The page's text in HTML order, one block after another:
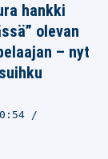
hankki
olevan
– nyt